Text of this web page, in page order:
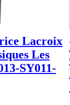
Lacroix
Les
SY011-